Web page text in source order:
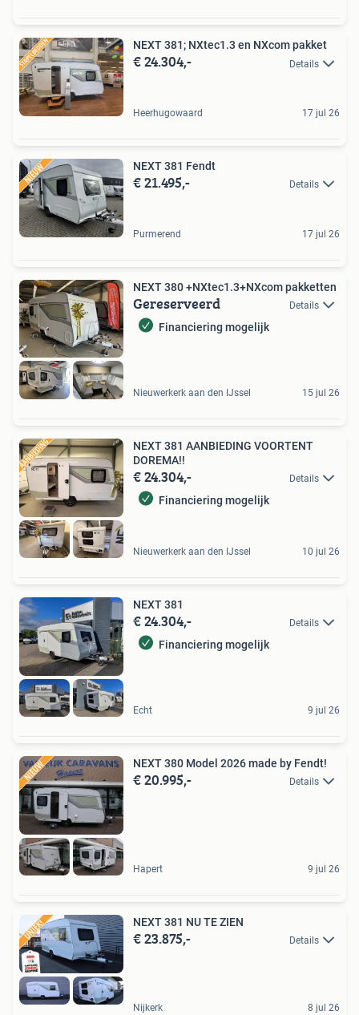
NEXT 381; NXtec1.3 en NXcom pakket
€ 24.304,- Details
Heerhugowaard 17 jul 26
NEXT 381 Fendt
€ 21.495,- Details
Purmerend 17 jul 26
NEXT 380 +NXtec1.3+NXcom pakketten
Gereserveerd Details
Financiering mogelijk
Nieuwerkerk aan den IJssel 15 jul 26
NEXT 381 AANBIEDING VOORTENT
DOREMA!!
€ 24.304,- Details
Financiering mogelijk
Nieuwerkerk aan den IJssel 10 jul 26
NEXT 381
€ 24.304,- Details
Financiering mogelijk
Echt 9 jul 26
NEXT 380 Model 2026 made by Fendt!
€ 20.995,- Details
Hapert 9 jul 26
NEXT 381 NU TE ZIEN
€ 23.875,- Details
Nijkerk 8 jul 26